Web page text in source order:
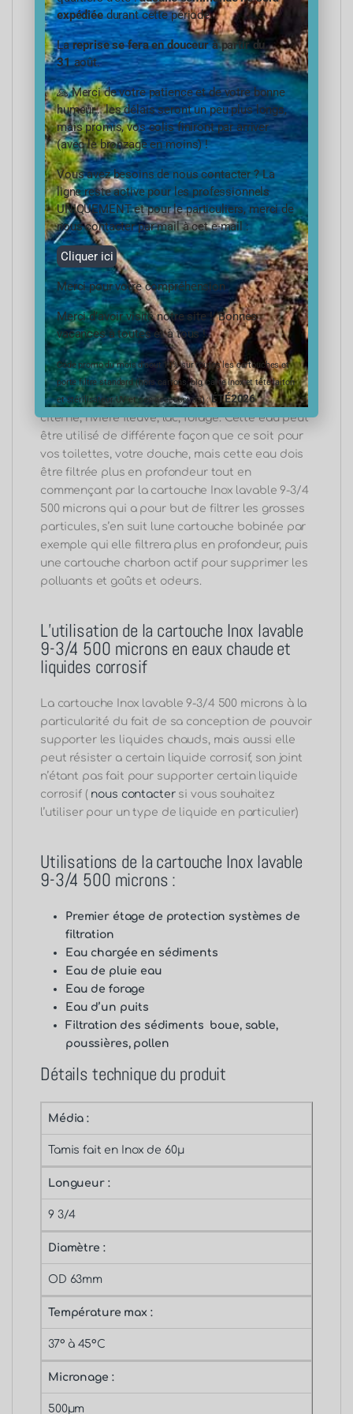
d’utiliser lacartouche Inox lavable 9-3/4 500
micronsavant de pomper l’eau de votre citerne.
L’utilisation de lacartouche Inox lavable
9-3/4
pour votre maison
Vous utilisez beaucoup d’eau dans votre maison,
c’est pourquoi beaucoup d’utilisateur on recours
à l’utilisation de l’eau de pluie stockée dans une
citerne, rivière fleuve, lac, forage. Cette eau peut
être utilisé de différente façon que ce soit pour
vos toilettes, votre douche, mais cette eau dois
être filtrée plus en profondeur tout en
commençant par lacartouche Inox lavable 9-3/4
500 microns qui a pour but de filtrer les grosses
particules, s’en suit lune cartouche bobinée par
exemple qui elle filtrera plus en profondeur, puis
une cartouche charbon actif pour supprimer les
polluants et goûts et odeurs.
L’utilisation de lacartouche Inox lavable
9-3/4 500 micronsen eaux chaude et
liquides corrosif
Lacartouche Inox lavable 9-3/4 500 micronsà la
particularité du fait de sa conception de pouvoir
supporter les liquides chauds, mais aussi elle
peut résister a certain liquide corrosif, son joint
n’étant pas fait pour supporter certain liquide
Utilisations de la cartouche Inox lavable
9-3/4 500 microns
Premier étage de protection systèmes de
filtration
Eau chargée en sédiments
Eau de pluie eau
Eau de forage
Eau d’un puits
Détails technique du produit
Média :
Tamis fait en Inox de 60μ
Longueur :
Diamètre :
OD 63mm
Température max :
37° à 45°C
Micronage :
500µm
Embout :
DOE et spécifique pour débit >6m3/h
Réf :X9-500
expédiéedurant cette période.
Lareprise se fera en douceur à partir du
31août.
🙏 Merci de votre patience et de votre bonne
humeur… les délais seront un peu plus longs,
mais promis, vos colis finiront par arriver
(avec le bronzage en moins) !
Vous avez besoins de nous contacter ? La
ligne reste active pour les professionnels
UNIQUEMENT et pour le particuliers, merci de
nous contacter par mail à cet e-mail :
Cliquer ici
Merci pour votre compréhension
Merci d’avoir visité notre site ! Bonnes
vacances à toutes et à tous !
Code promo du mois d’aout 10% sur toutes les cartouches et
porte filtre standard (hors cartons, big, carte inox et tête laiton
et stérilisateur UV et ses accessoires) :ÉTÉ2026